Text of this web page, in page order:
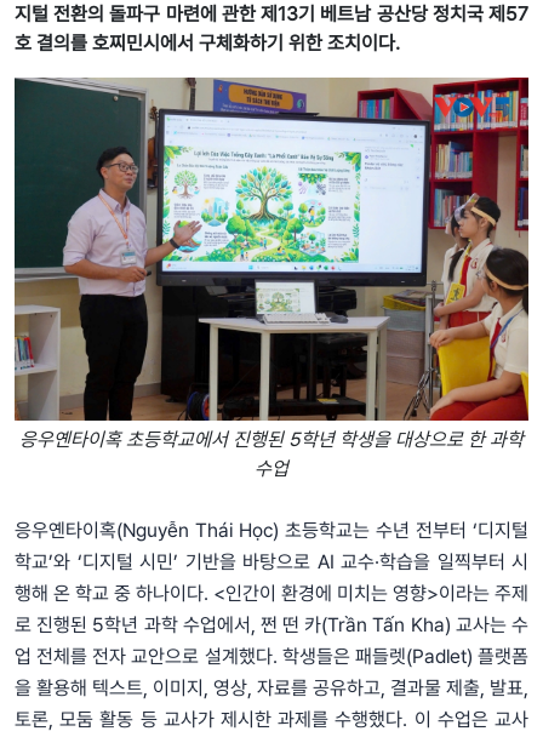
지털 전환의 돌파구 마련에 관한 제13기 베트남 공산당 정치국 제57
호 결의를 호찌민시에서 구체화하기 위한 조치이다.
응우옌타이혹 초등학교에서 진행된 5학년 학생을 대상으로 한 과학
수업
응우옌타이혹(Nguyễn Thái Học) 초등학교는 수년 전부터 ‘디지털
학교’와 ‘디지털 시민’ 기반을 바탕으로 AI 교수·학습을 일찍부터 시
행해 온 학교 중 하나이다. <인간이 환경에 미치는 영향>이라는 주제
로 진행된 5학년 과학 수업에서, 쩐 떤 카(Trần Tấn Kha) 교사는 수
업 전체를 전자 교안으로 설계했다. 학생들은 패들렛(Padlet) 플랫폼
을 활용해 텍스트, 이미지, 영상, 자료를 공유하고, 결과물 제출, 발표,
토론, 모둠 활동 등 교사가 제시한 과제를 수행했다. 이 수업은 교사